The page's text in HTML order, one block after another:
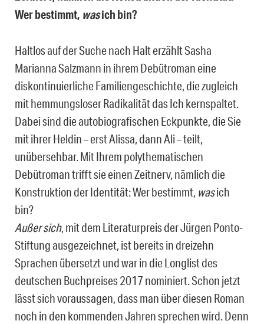
Wer bestimmt, wasich bin?
Haltlos auf der Suche nach Halt erzählt Sasha
Marianna Salzmann in ihrem Debütroman eine
diskontinuierliche Familiengeschichte, die zugleich
mit hemmungsloser Radikalität das Ich kernspaltet.
Dabei sind die autobiografischen Eckpunkte, die Sie
mit ihrer Heldin – erst Alissa, dann Ali – teilt,
unübersehbar. Mit Ihrem polythematischen
Debütroman trifft sie einen Zeitnerv, nämlich die
Konstruktion der Identität: Wer bestimmt, wasich
bin?
Außer sich, mit dem Literaturpreis der Jürgen Ponto-
Stiftung ausgezeichnet, ist bereits in dreizehn
Sprachen übersetzt und war in die Longlist des
deutschen Buchpreises 2017 nominiert. Schon jetzt
lässt sich voraussagen, dass man über diesen Roman
noch in den kommenden Jahren sprechen wird. Denn